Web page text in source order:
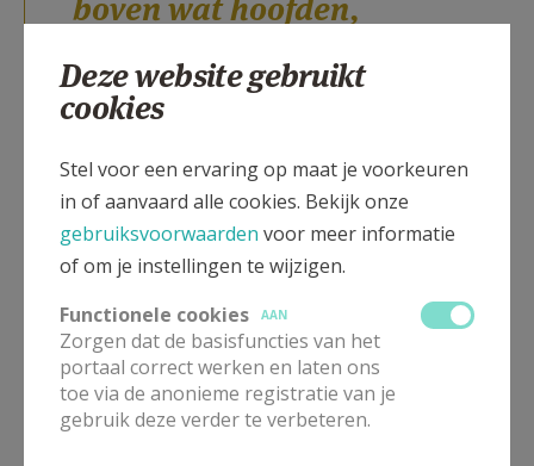
boven wat hoofden,
openstaat.
Muren van huid,
ramen als ogen,
speurend naar hoop
en dageraad.
Huis dat een levend
lichaam wordt
als wij er binnengaan
om recht voor God te
staan.
Deze website gebruikt
cookies
Stel voor een ervaring op maat je voorkeuren
in of aanvaard alle cookies. Bekijk onze
gebruiksvoorwaarden voor meer informatie
of om je instellingen te wijzigen.
Functionele cookies
AAN
Zorgen dat de basisfuncties van het
portaal correct werken en laten ons
toe via de anonieme registratie van je
gebruik deze verder te verbeteren.